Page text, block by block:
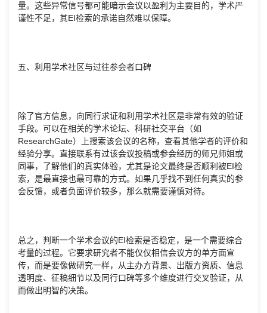
量。这些异常信号都可能暗示会议以盈利为主要目的，学术严
谨性不足，其EI检索的承诺自然难以保障。
五、利用学术社区与过往参会者口碑
除了官方信息，向同行求证和利用学术社区是非常有效的验证
手段。可以在相关的学术论坛、科研社交平台（如
ResearchGate）上搜索该会议的名称，查看其他学者的评价和
经验分享。直接联系有过该会议投稿或参会经历的师兄师姐或
同事，了解他们的真实体验，尤其是论文最终是否顺利被EI检
索，是最直接也最可靠的方式。如果几乎找不到任何真实的参
会反馈，或者负面评价较多，那么就需要谨慎对待。
总之，判断一个学术会议的EI检索是否稳定，是一个需要综合
考量的过程。它要求研究者不能仅仅相信会议方的单方面宣
传，而是要像做研究一样，从主办方背景、出版方资质、信息
透明度、征稿细节以及同行口碑等多个维度进行交叉验证，从
而做出明智的决策。